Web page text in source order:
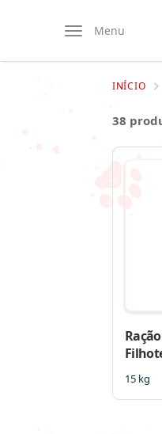
Menu
INÍCIO
38
15 kg